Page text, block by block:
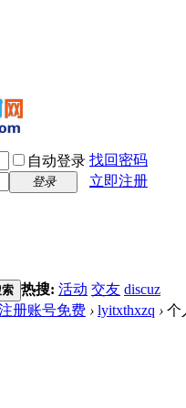
自动登录 找回密码
登录
立即注册
热搜: 活动 交友 discuz
册账号免费 › lyitxthxzq › 个